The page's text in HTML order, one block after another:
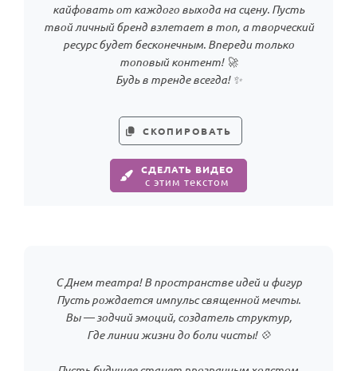
Детям
Все родственники
ПЕРСОНАЛЬНЫЕ
кайфовать от каждого выхода на сцену. Пусть
твой личный бренд взлетает в топ, а творческий
ресурс будет бесконечным. Впереди только
топовый контент! 🚀
Будь в тренде всегда! ✨
СКОПИРОВАТЬ
СДЕЛАТЬ ВИДЕО
с этим текстом
С Днем театра! В пространстве идей и фигур
Пусть рождается импульс священной мечты.
Вы — зодчий эмоций, создатель структур,
Где линии жизни до боли чисты! 💠